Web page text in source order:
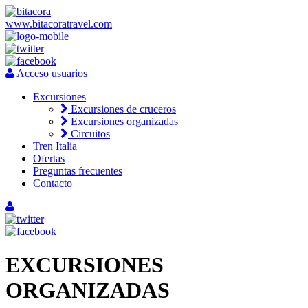
www.bitacoratravel.com
Acceso usuarios
Excursiones
Excursiones de cruceros
Excursiones organizadas
Circuitos
Tren Italia
Ofertas
Preguntas frecuentes
Contacto
EXCURSIONES
ORGANIZADAS